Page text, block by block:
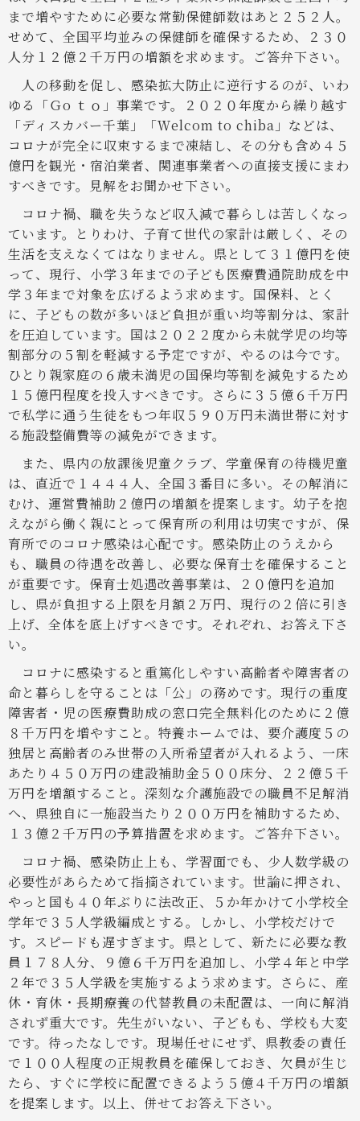
まで増やすために必要な常勤保健師数はあと２５２人。
せめて、全国平均並みの保健師を確保するため、２３０
人分１２億２千万円の増額を求めます。ご答弁下さい。
人の移動を促し、感染拡大防止に逆行するのが、いわ
ゆる「Ｇo ｔｏ」事業です。２０２０年度から繰り越す
「ディスカバー千葉」「Ｗelcom to chiba」などは、
コロナが完全に収束するまで凍結し、その分も含め４５
億円を観光・宿泊業者、関連事業者への直接支援にまわ
すべきです。見解をお聞かせ下さい。
コロナ禍、職を失うなど収入減で暮らしは苦しくなっ
ています。とりわけ、子育て世代の家計は厳しく、その
生活を支えなくてはなりません。県として３１億円を使
って、現行、小学３年までの子ども医療費通院助成を中
学３年まで対象を広げるよう求めます。国保料、とく
に、子どもの数が多いほど負担が重い均等割分は、家計
を圧迫しています。国は２０２２度から未就学児の均等
割部分の５割を軽減する予定ですが、やるのは今です。
ひとり親家庭の６歳未満児の国保均等割を減免するため
１５億円程度を投入すべきです。さらに３５億６千万円
で私学に通う生徒をもつ年収５９０万円未満世帯に対す
る施設整備費等の減免ができます。
また、県内の放課後児童クラブ、学童保育の待機児童
は、直近で１４４４人、全国３番目に多い。その解消に
むけ、運営費補助２億円の増額を提案します。幼子を抱
えながら働く親にとって保育所の利用は切実ですが、保
育所でのコロナ感染は心配です。感染防止のうえから
も、職員の待遇を改善し、必要な保育士を確保すること
が重要です。保育士処遇改善事業は、２０億円を追加
し、県が負担する上限を月額２万円、現行の２倍に引き
上げ、全体を底上げすべきです。それぞれ、お答え下さ
い。
コロナに感染すると重篤化しやすい高齢者や障害者の
命と暮らしを守ることは「公」の務めです。現行の重度
障害者・児の医療費助成の窓口完全無料化のために２億
８千万円を増やすこと。特養ホームでは、要介護度５の
独居と高齢者のみ世帯の入所希望者が入れるよう、一床
あたり４５０万円の建設補助金５００床分、２２億５千
万円を増額すること。深刻な介護施設での職員不足解消
へ、県独自に一施設当たり２００万円を補助するため、
１３億２千万円の予算措置を求めます。ご答弁下さい。
コロナ禍、感染防止上も、学習面でも、少人数学級の
必要性があらためて指摘されています。世論に押され、
やっと国も４０年ぶりに法改正、５か年かけて小学校全
学年で３５人学級編成とする。しかし、小学校だけで
す。スピードも遅すぎます。県として、新たに必要な教
員１７８人分、９億６千万円を追加し、小学４年と中学
２年で３５人学級を実施するよう求めます。さらに、産
休・育休・長期療養の代替教員の未配置は、一向に解消
されず重大です。先生がいない、子どもも、学校も大変
です。待ったなしです。現場任せにせず、県教委の責任
で１００人程度の正規教員を確保しておき、欠員が生じ
たら、すぐに学校に配置できるよう５億４千万円の増額
を提案します。以上、併せてお答え下さい。